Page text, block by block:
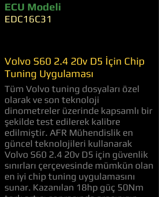
ECU Modeli
EDC16C31
Volvo S60 2.4 20v D5 İçin Chip
Tuning Uygulaması
Tüm Volvo tuning dosyaları özel
olarak ve son teknoloji
dinometreler üzerinde kapsamlı bir
şekilde test edilerek kalibre
edilmiştir. AFR Mühendislik en
güncel teknolojileri kullanarak
Volvo S60 2.4 20v D5 için güvenlik
sınırları çerçevesinde mümkün olan
en iyi chip tuning uygulamasını
sunar. Kazanılan 18hp güç 50Nm